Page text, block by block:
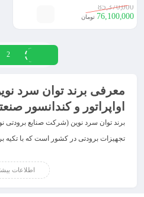
85,370,000
76,100,000 تومان
2
معرفی برند توان سرد
اواپراتور و کندانسور
برند توان سرد نوین (شرکت صنایع برودتی
تجهیزات برودتی در کشور است که با تکیه
اطلاعات